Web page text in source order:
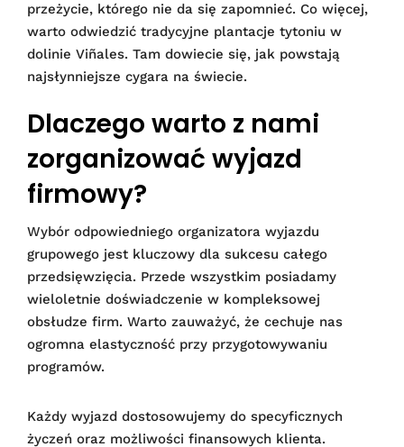
przeżycie, którego nie da się zapomnieć. Co więcej,
warto odwiedzić tradycyjne plantacje tytoniu w
dolinie Viñales. Tam dowiecie się, jak powstają
najsłynniejsze cygara na świecie.
Dlaczego warto z nami
zorganizować wyjazd
firmowy?
Wybór odpowiedniego organizatora wyjazdu
grupowego jest kluczowy dla sukcesu całego
przedsięwzięcia. Przede wszystkim posiadamy
wieloletnie doświadczenie w kompleksowej
obsłudze firm. Warto zauważyć, że cechuje nas
ogromna elastyczność przy przygotowywaniu
programów.
Każdy wyjazd dostosowujemy do specyficznych
życzeń oraz możliwości finansowych klienta.